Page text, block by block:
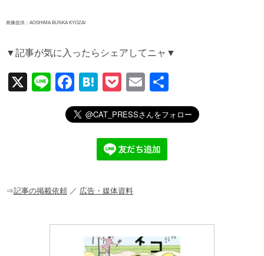
画像提供：AOSHIMA BUNKA KYOZAI
▼記事が気に入ったらシェアしてニャ▼
X
Li
F
a
c
o
H
at
e
n
a
P
o
ck
et
E
m
ail
有
⇒記事の掲載依頼 ／ 広告・媒体資料